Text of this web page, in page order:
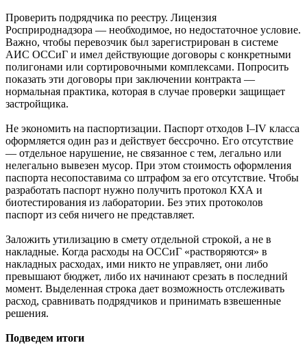
Проверить подрядчика по реестру. Лицензия
Росприроднадзора — необходимое, но недостаточное условие.
Важно, чтобы перевозчик был зарегистрирован в системе
АИС ОССиГ и имел действующие договоры с конкретными
полигонами или сортировочными комплексами. Попросить
показать эти договоры при заключении контракта —
нормальная практика, которая в случае проверки защищает
застройщика.
Не экономить на паспортизации. Паспорт отходов I–IV класса
оформляется один раз и действует бессрочно. Его отсутствие
— отдельное нарушение, не связанное с тем, легально или
нелегально вывезен мусор. При этом стоимость оформления
паспорта несопоставима со штрафом за его отсутствие. Чтобы
разработать паспорт нужно получить протокол КХА и
биотестирования из лаборатории. Без этих протоколов
паспорт из себя ничего не представляет.
Заложить утилизацию в смету отдельной строкой, а не в
накладные. Когда расходы на ОССиГ «растворяются» в
накладных расходах, ими никто не управляет, они либо
превышают бюджет, либо их начинают срезать в последний
момент. Выделенная строка дает возможность отслеживать
расход, сравнивать подрядчиков и принимать взвешенные
решения.
Подведем итоги